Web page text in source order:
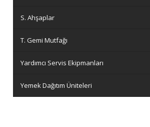
S. Ahşaplar
T. Gemi Mutfağı
Yardımcı Servis Ekipmanları
Yemek Dağıtım Üniteleri